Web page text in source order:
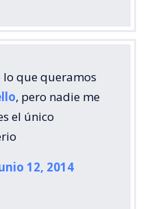
que queramos
, pero nadie me
el único
12, 2014